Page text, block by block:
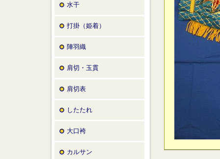
水干
打掛（姫着）
陣羽織
肩切・玉貫
肩切表
したたれ
大口袴
カルサン